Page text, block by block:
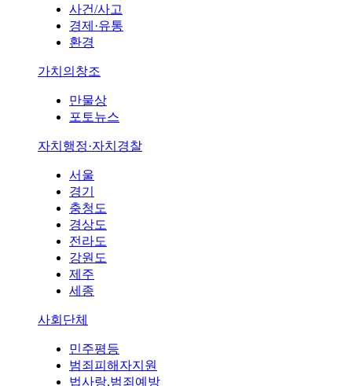
사건/사고
경제·유통
환경
가치의창조
만물상
포토뉴스
자치행정·자치경찰
서울
경기
충청도
경상도
전라도
강원도
제주
세종
사회단체
민주평등
범죄피해자지원
법사랑,범죄예방